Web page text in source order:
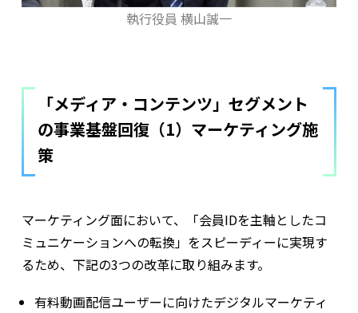
執行役員 横山誠一
「メディア・コンテンツ」セグメント
の事業基盤回復（1）マーケティング施
策
マーケティング面において、「会員IDを主軸としたコ
ミュニケーションへの転換」をスピーディーに実現す
るため、下記の3つの改革に取り組みます。
有料動画配信ユーザーに向けたデジタルマーケティ